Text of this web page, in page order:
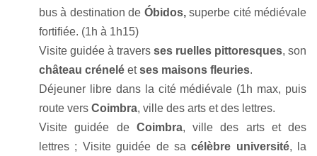
bus à destination de Óbidos,superbe cité médiévale
fortifiée. (1h à 1h15)
Visite guidée à travers ses ruelles pittoresques, son
château crénelé etses maisons fleuries.
Déjeuner libre dans la cité médiévale (1h max, puis
route vers Coimbra, ville des arts et des lettres.
Visite guidée de Coimbra, ville des arts et des
lettres ; Visite guidée de sacélèbre université, la